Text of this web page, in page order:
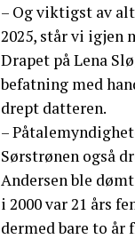
– Og viktigst av
2025, står vi igjen
Drapet på Lena
befatning med
drept datteren.
–
Sørstrønen også
Andersen ble
i 2000 var 21 års
dermed bare to år